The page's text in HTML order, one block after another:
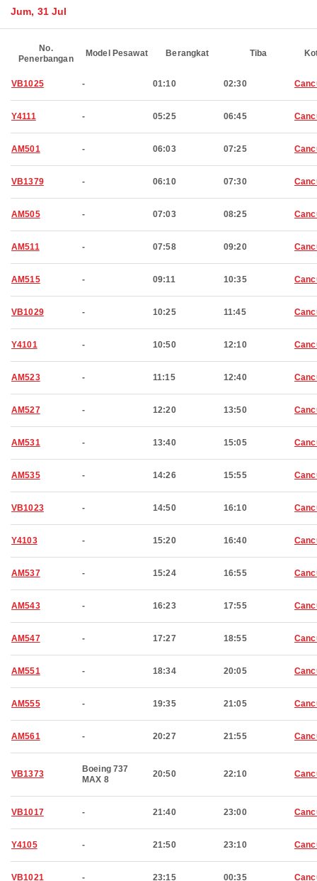
Jum, 31 Jul
No.
Penerbangan
Model Pesawat Berangkat Tiba
VB1025 - 01:10 02:30
Y4111 - 05:25 06:45
AM501 - 06:03 07:25
VB1379 - 06:10 07:30
AM505 - 07:03 08:25
AM511 - 07:58 09:20
AM515 - 09:11 10:35
VB1029 - 10:25 11:45
Y4101 - 10:50 12:10
AM523 - 11:15 12:40
AM527 - 12:20 13:50
AM531 - 13:40 15:05
AM535 - 14:26 15:55
VB1023 - 14:50 16:10
Y4103 - 15:20 16:40
AM537 - 15:24 16:55
AM543 - 16:23 17:55
AM547 - 17:27 18:55
AM551 - 18:34 20:05
AM555 - 19:35 21:05
AM561 - 20:27 21:55
VB1373
Boeing 737
MAX 8
20:50 22:10
VB1017 - 21:40 23:00
Y4105 - 21:50 23:10
VB1021 - 23:15 00:35